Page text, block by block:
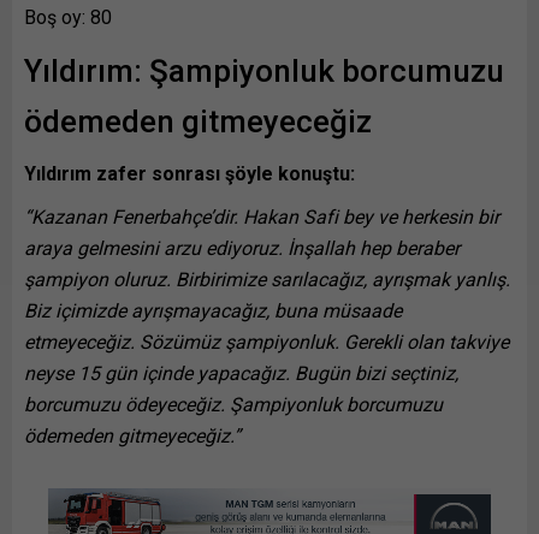
Boş oy: 80
Yıldırım: Şampiyonluk borcumuzu
ödemeden gitmeyeceğiz
Yıldırım zafer sonrası şöyle konuştu:
“Kazanan Fenerbahçe’dir. Hakan Safi bey ve herkesin bir
araya gelmesini arzu ediyoruz. İnşallah hep beraber
şampiyon oluruz. Birbirimize sarılacağız, ayrışmak yanlış.
Biz içimizde ayrışmayacağız, buna müsaade
etmeyeceğiz. Sözümüz şampiyonluk. Gerekli olan takviye
neyse 15 gün içinde yapacağız. Bugün bizi seçtiniz,
borcumuzu ödeyeceğiz. Şampiyonluk borcumuzu
ödemeden gitmeyeceğiz.”